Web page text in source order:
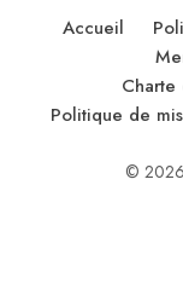
Accueil
Politique de
© 2026